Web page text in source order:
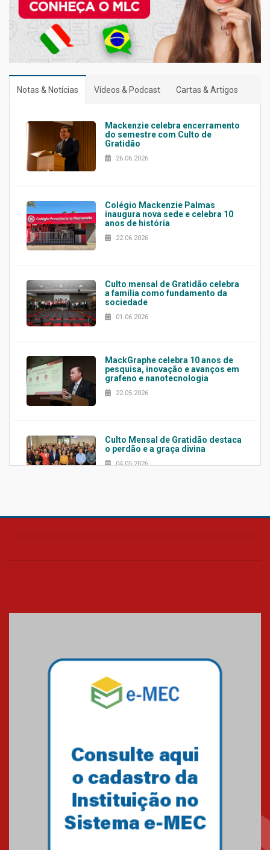
Notas & Notícias Vídeos & Podcast Cartas & Artigos
Mackenzie celebra encerramento
do semestre com Culto de
Gratidão
26.06.2026
Colégio Mackenzie Palmas
inaugura nova sede e celebra 10
anos de história
22.06.2026
Culto mensal de Gratidão celebra
a família como fundamento da
sociedade
01.06.2026
MackGraphe celebra 10 anos de
pesquisa, inovação e avanços em
grafeno e nanotecnologia
22.05.2026
Culto Mensal de Gratidão destaca
o perdão e a graça divina
04.05.2026
Confira como foi o culto mensal
Mackenzie mobiliza campanha
solidária para apoiar famílias em
Minas Gerais
Primeiro culto do ano ressalta o
27.02.2026